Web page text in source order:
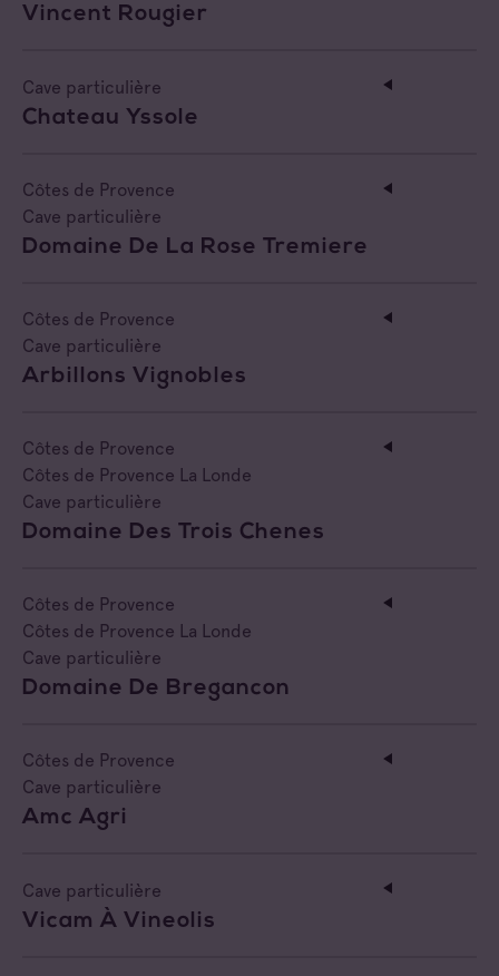
Vincent Rougier
Cave particulière
Chateau Yssole
Côtes de Provence
Cave particulière
Domaine De La Rose Tremiere
Côtes de Provence
Cave particulière
Arbillons Vignobles
Côtes de Provence
Côtes de Provence La Londe
Cave particulière
Domaine Des Trois Chenes
Côtes de Provence
Côtes de Provence La Londe
Cave particulière
Domaine De Bregancon
Côtes de Provence
Cave particulière
Amc Agri
Cave particulière
Vicam À Vineolis